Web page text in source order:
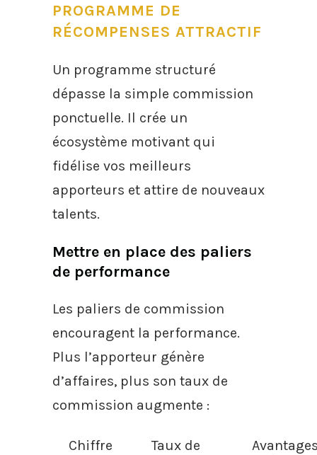
PROGRAMME DE
RÉCOMPENSES ATTRACTIF
Un programme structuré
dépasse la simple commission
ponctuelle. Il crée un
écosystème motivant qui
fidélise vos meilleurs
apporteurs et attire de nouveaux
talents.
Mettre en place des paliers
de performance
Les paliers de commission
encouragent la performance.
Plus l’apporteur génère
d’affaires, plus son taux de
commission augmente :
Chiffre
Taux de